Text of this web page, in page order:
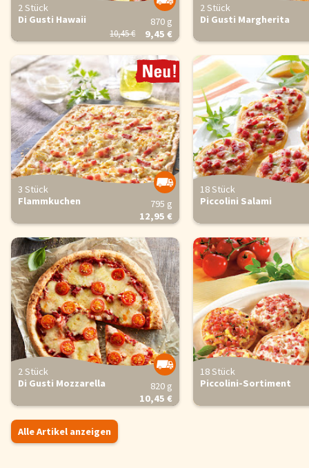
2 Stück
Di Gusti Hawaii
870 g
9,45 €
10,45 €
2 Stück
Di Gusti Margherita
3 Stück
Flammkuchen
795 g
12,95 €
18 Stück
Piccolini Salami
2 Stück
Di Gusti Mozzarella
820 g
10,45 €
18 Stück
Piccolini-Sortiment
Alle Artikel anzeigen